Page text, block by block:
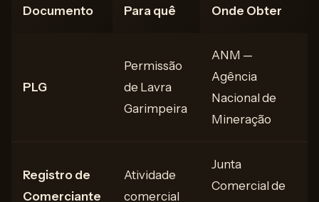
Documento Para quê Onde Obter
PLG
Permissão
de Lavra
Garimpeira
ANM —
Agência
Nacional de
Mineração
Registro de
Comerciante
Atividade
comercial
Junta
Comercial de